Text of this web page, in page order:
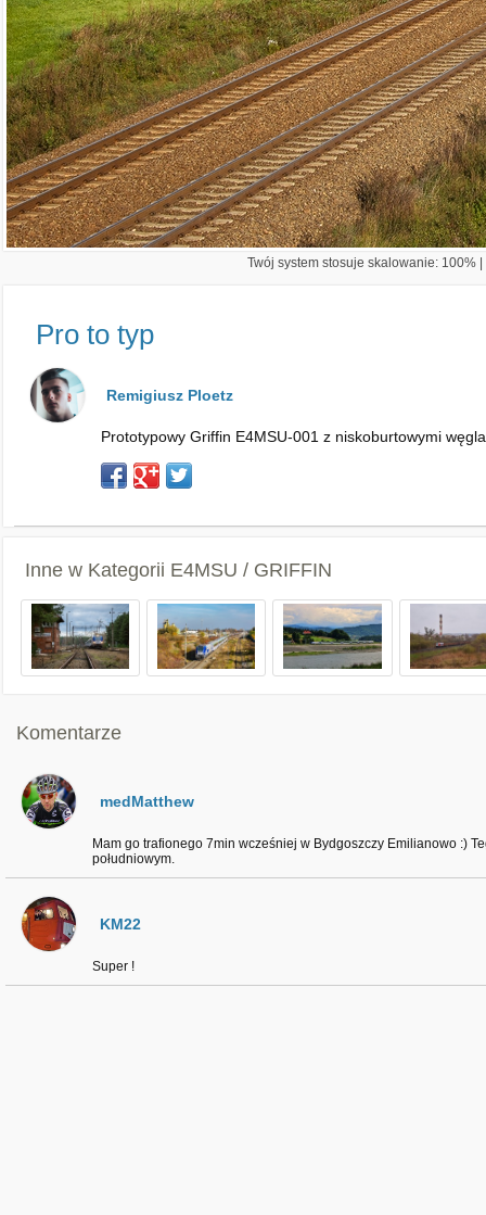
Twój system stosuje skalowanie: 100%
Pro to typ
Remigiusz Ploetz
Prototypowy Griffin E4MSU-001 z niskoburtowymi
Inne w Kategorii E4MSU / GRIFFIN
Komentarze
medMatthew
Mam go trafionego 7min wcześniej w Bydgoszczy Emilianowo :)
południowym.
KM22
Super !